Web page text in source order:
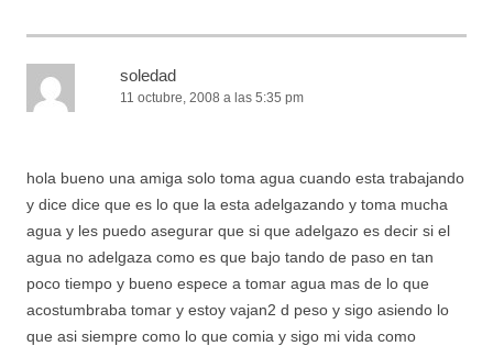
soledad
11 octubre, 2008 a las 5:35 pm
hola bueno una amiga solo toma agua cuando esta trabajando
y dice dice que es lo que la esta adelgazando y toma mucha
agua y les puedo asegurar que si que adelgazo es decir si el
agua no adelgaza como es que bajo tando de paso en tan
poco tiempo y bueno espece a tomar agua mas de lo que
acostumbraba tomar y estoy vajan2 d peso y sigo asiendo lo
que asi siempre como lo que comia y sigo mi vida como